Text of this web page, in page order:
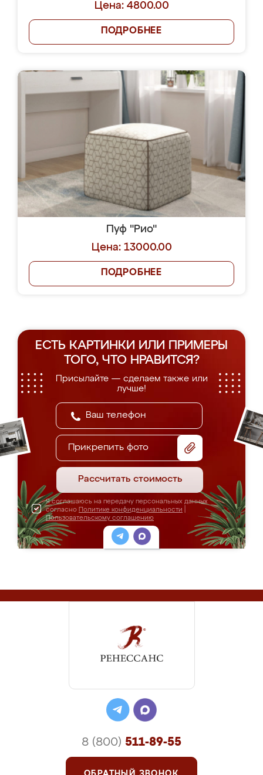
Цена: 4800.00
ПОДРОБНЕЕ
Пуф "Рио"
Цена: 13000.00
ПОДРОБНЕЕ
ЕСТЬ КАРТИНКИ ИЛИ ПРИМЕРЫ
ТОГО, ЧТО НРАВИТСЯ?
Присылайте — сделаем также или
лучше!
Прикрепить фото
Рассчитать стоимость
Я соглашаюсь на передачу персональных данных
согласно Политике конфиденциальности
Пользовательскому соглашению
8 (800) 511-89-55